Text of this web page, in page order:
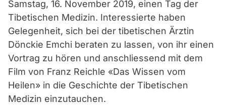
Samstag, 16. November 2019, einen Tag der
Tibetischen Medizin. Interessierte haben
Gelegenheit, sich bei der tibetischen Ärztin
Dönckie Emchi beraten zu lassen, von ihr einen
Vortrag zu hören und anschliessend mit dem
Film von Franz Reichle «Das Wissen vom
Heilen» in die Geschichte der Tibetischen
Medizin einzutauchen.